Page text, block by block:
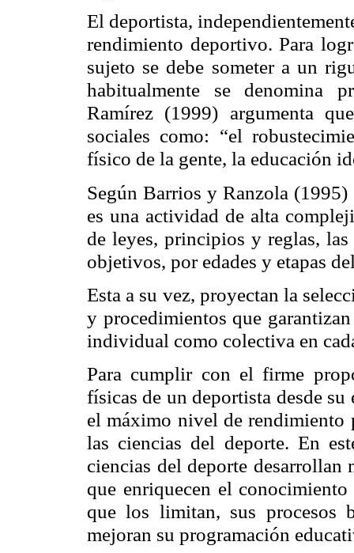
El deportista,
rendimiento deportivo. Para
sujeto se debe someter a un
habitualmente se denomina
Ramírez (1999) argumenta
sociales como: “el
físico de la gente, la educación
Según Barrios yRanzola (1995)
es una actividad de alta
de leyes, principios y reglas,
objetivos, por edades y etapas
Esta a su vez, proyectan la
y procedimientos que
individual como colectiva en
Para cumplir con el firme
físicas de un deportista desde
el máximo nivel de rendimiento
las ciencias del deporte. En
ciencias del deporte
que enriquecen el
que los limitan, sus procesos
mejoran su programación